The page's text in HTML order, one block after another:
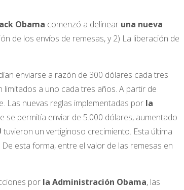
Obama comenzó a delinear una nueva
de los envíos de remesas, y 2) La liberación de
enviarse a razón de 300 dólares cada tres
a uno cada tres años. A partir de
Las nuevas reglas implementadas por la
se permitía enviar de 5.000 dólares, aumentado
tuvieron un vertiginoso crecimiento. Esta última
esta forma, entre el valor de las remesas en
por la Administración Obama, las